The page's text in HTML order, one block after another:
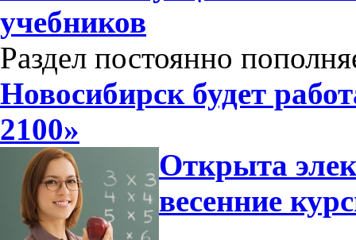
учебников
Раздел постоянно
Новосибирск будет
2100»
Открыта
весенние